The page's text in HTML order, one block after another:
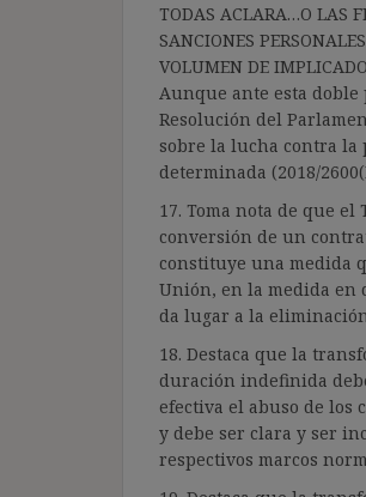
TODAS ACLARA…O LAS
SANCIONES
VOLUMEN DE
Aunque ante esta
Resolución del
sobre la lucha contra la
determinada (2018/
17. Toma nota de que
conversión de un
constituye una medida
Unión, en la medida en
da lugar a la
18. Destaca que la
duración indefinida
efectiva el abuso de
y debe ser clara y ser
respectivos marcos